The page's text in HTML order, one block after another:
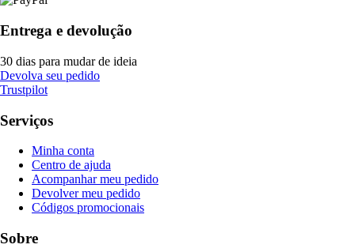
Entrega e devolução
30 dias para mudar de ideia
Devolva seu pedido
Trustpilot
Serviços
Minha conta
Centro de ajuda
Acompanhar meu pedido
Devolver meu pedido
Códigos promocionais
Sobre